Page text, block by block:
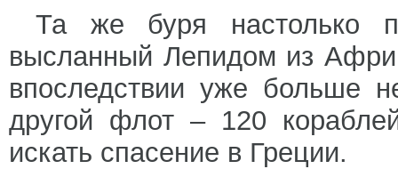
Та же буря настолько
высланный Лепидом из
впоследствии уже больше
другой флот – 120
искать спасение в Греции.